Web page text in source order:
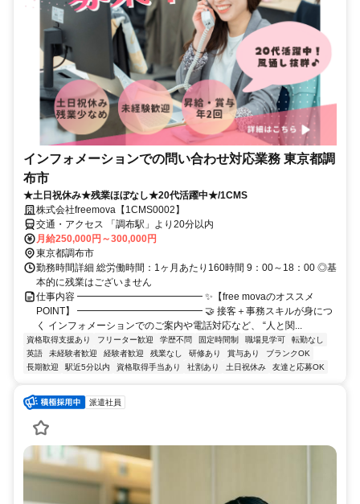
インフォメーションでの問い合わせ対応業務 東京都調
布市
★土日祝休み★残業ほぼなし★20代活躍中★/1CMS
株式会社freemova【1CMS0002】
交通・アクセス 「調布駅」より20分以内
月給250,000円～300,000円
東京都調布市
勤務時間詳細 総労働時間：1ヶ月あたり160時間 9：00～18：00 ◎基
本的に残業はございません
仕事内容 ━━━━━━━━━━━━━ ✨【free movaのオススメ
POINT】 ━━━━━━━━━━━━━ 🤝 接客＋事務スキルが身につ
く インフォメーションでのご案内や電話対応など、 “人と関...
資格取得支援あり フリーター歓迎 学歴不問 固定時間制 職場見学可
転勤なし
英語
未経験者歓迎 経験者歓迎 残業なし 研修あり 賞与あり
ブランクOK
長期歓迎
駅近5分以内 資格取得手当あり 社割あり 土日祝休み 友達と応募OK
派遣社員